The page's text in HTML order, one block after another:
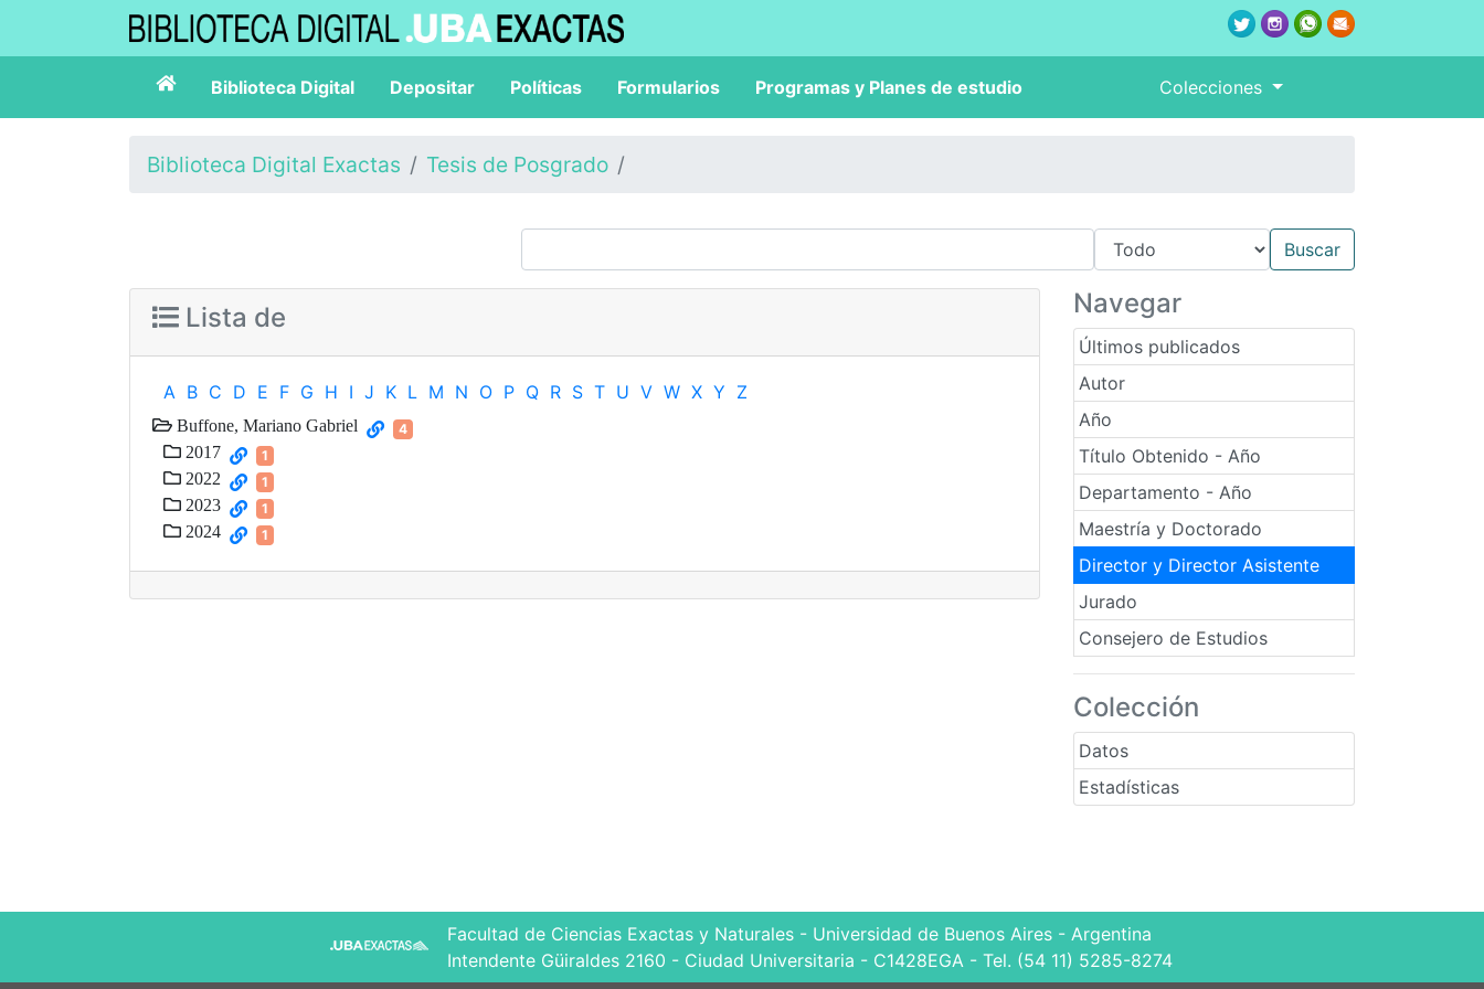
Biblioteca Digital Depositar Políticas Formularios Programas y Planes de estudio Colecciones
Biblioteca Digital Exactas Tesis de Posgrado
Navegar
Últimos publicados
Autor
Año
Título Obtenido - Año
Departamento - Año
Maestría y Doctorado
Director y Director Asistente
Jurado
Consejero de Estudios
Colección
Datos
Estadísticas
Lista de
A B C D E F G H I J K L M N O P Q R S T U V W X Y Z
Buffone, Mariano Gabriel 4
2017 1
2022 1
2023 1
2024 1
Facultad de Ciencias Exactas y Naturales - Universidad de Buenos Aires - Argentina
Intendente Güiraldes 2160 - Ciudad Universitaria - C1428EGA - Tel. (54 11) 5285-8274